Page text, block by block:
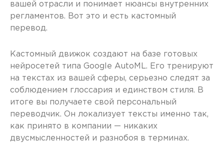
вашей отрасли и понимает нюансы внутренних
регламентов. Вот это и есть кастомный
перевод.
Кастомный движок создают на базе готовых
нейросетей типа Google AutoML. Его тренируют
на текстах из вашей сферы, серьезно следят за
соблюдением глоссария и единством стиля. В
итоге вы получаете свой персональный
переводчик. Он локализует тексты именно так,
как принято в компании — никаких
двусмысленностей и разнобоя в терминах.